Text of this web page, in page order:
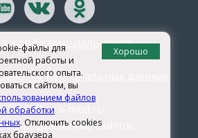
конфиденциальности
персональных данных
sachera-med.ru
и продвижение сайтов:
файлы для
работы и
опыта.
сайтом, вы
файлов
обработки
. Отключить cookies
браузера
Хорошо